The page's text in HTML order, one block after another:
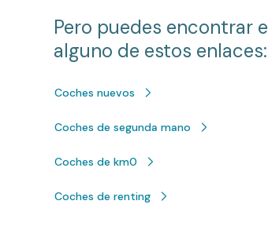
Pero puedes encontrar
alguno de estos enlaces:
Coches nuevos
Coches de segunda mano
Coches de km0
Coches de renting